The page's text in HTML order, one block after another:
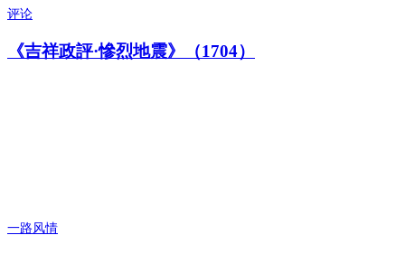
评论
《吉祥政評·慘烈地震》（1704）
一路风情